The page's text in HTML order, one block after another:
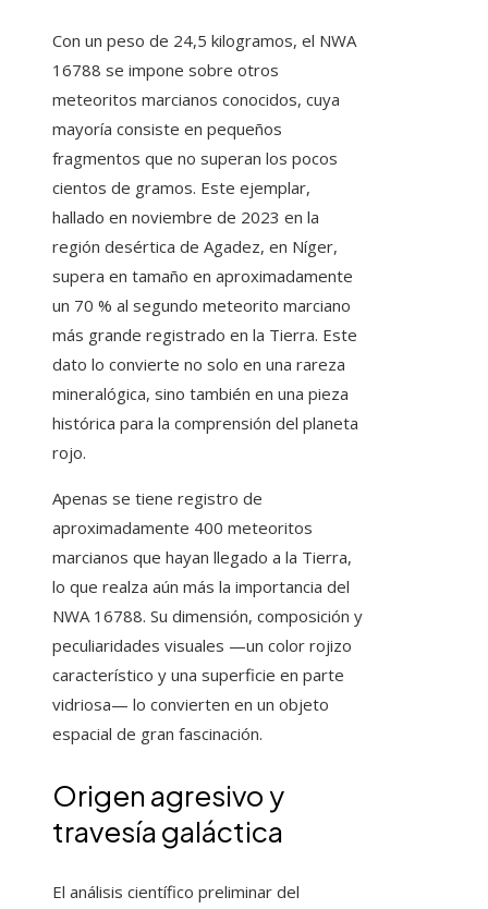
Con un peso de 24,5 kilogramos, el NWA
16788 se impone sobre otros
meteoritos marcianos conocidos, cuya
mayoría consiste en pequeños
fragmentos que no superan los pocos
cientos de gramos. Este ejemplar,
hallado en noviembre de 2023 en la
región desértica de Agadez, en Níger,
supera en tamaño en aproximadamente
un 70 % al segundo meteorito marciano
más grande registrado en la Tierra. Este
dato lo convierte no solo en una rareza
mineralógica, sino también en una pieza
histórica para la comprensión del planeta
rojo.
Apenas se tiene registro de
aproximadamente 400 meteoritos
marcianos que hayan llegado a la Tierra,
lo que realza aún más la importancia del
NWA 16788. Su dimensión, composición y
peculiaridades visuales —un color rojizo
característico y una superficie en parte
vidriosa— lo convierten en un objeto
espacial de gran fascinación.
Origen agresivo y
travesía galáctica
El análisis científico preliminar del